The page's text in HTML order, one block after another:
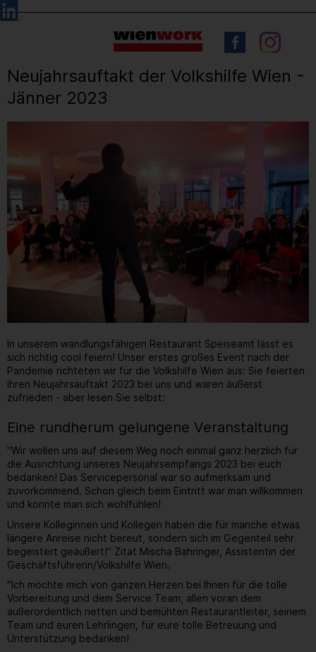
Barrierefreie
Bedienung
Sprachauswahl
Neujahrsauftakt der Volkshilfe Wien -
Jänner 2023
In unserem wandlungsfähigen Restaurant Speiseamt lässt es
sich richtig cool feiern! Unser erstes großes Event nach der
Pandemie richteten wir für die Volkshilfe Wien aus: Sie feierten
ihren Neujahrsauftakt 2023 bei uns und waren äußerst
zufrieden - aber lesen Sie selbst:
Eine rundherum gelungene Veranstaltung
"Wir wollen uns auf diesem Weg noch einmal ganz herzlich für
die Ausrichtung unseres Neujahrsempfangs 2023 bei euch
bedanken! Das Servicepersonal war so aufmerksam und
zuvorkommend. Schon gleich beim Eintritt war man willkommen
und konnte man sich wohlfühlen!
Unsere Kolleginnen und Kollegen haben die für manche etwas
längere Anreise nicht bereut, sondern sich im Gegenteil sehr
begeistert geäußert!" Zitat Mischa Bahringer, Assistentin der
Geschäftsführerin/Volkshilfe Wien.
"Ich möchte mich von ganzen Herzen bei Ihnen für die tolle
Vorbereitung und dem Service Team, allen voran dem
außerordentlich netten und bemühten Restaurantleiter, seinem
Team und euren Lehrlingen, für eure tolle Betreuung und
Unterstützung bedanken!